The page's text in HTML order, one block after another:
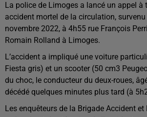
La police de Limoges a lancé un appel à
accident mortel de la circulation,
novembre 2022, à 4h55 rue François
Romain Rolland à Limoges.
L’accident a impliqué une voiture
Fiesta gris) et un scooter (50 cm3
du choc, le conducteur du deux-roues,
décédé quelques minutes plus tard (à
Les enquêteurs de la Brigade Accident